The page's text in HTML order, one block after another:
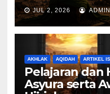
JUL 2, 2026 ADMIN
AKHLAK AQIDAH ARTIKEL
Pelajaran dan
Asyura serta